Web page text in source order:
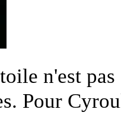
n'est
Pour